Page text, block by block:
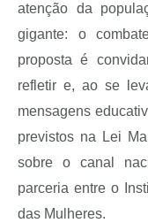
atenção da
gigante: o
proposta é
refletir e, ao se
mensagens
previstos na Lei
sobre o canal
parceria entre o
das Mulheres.